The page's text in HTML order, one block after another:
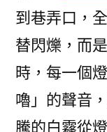
到巷弄口，
替閃爍，而
時，每一個
嚕」的聲音
騰的白霧從